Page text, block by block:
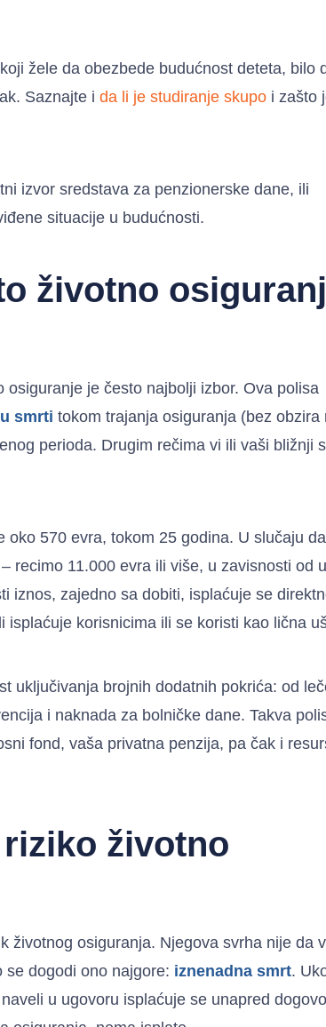
žele da obezbede budućnost deteta, bilo
Saznajte ida li je studiranje skupo i zašto
izvor sredstava za penzionerske dane, ili
situacije u budućnosti.
životno
je često najbolji izbor. Ova polisa
smrti tokom trajanja osiguranja (bez obzira
perioda. Drugim rečima vi ili vaši bližnji
oko 570 evra, tokom 25 godina. U slučaju
recimo 11.000 evra ili više, u zavisnosti od
iznos, zajedno sa dobiti, isplaćuje se
isplaćuje korisnicima ili se koristi kao lična
uključivanja brojnih dodatnih pokrića: od
i naknada za bolničke dane. Takva
fond, vaša privatna penzija, pa čak i
životno
životnog osiguranja. Njegova svrha nije da
se dogodi ono najgore: iznenadna smrt.
u ugovoru isplaćuje se unapred